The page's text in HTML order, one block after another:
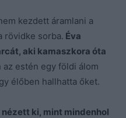
kezdett áramlani a
rövidke sorba. Éva
aki kamaszkora óta
az estén egy földi álom
élőben hallhatta őket.
ki, mint mindenhol